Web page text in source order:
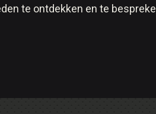
te ontdekken en te